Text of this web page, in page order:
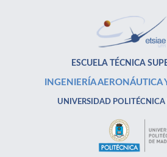
ESCUELA TÉCNICA
INGENIERÍA AERONÁUTICA
UNIVERSIDAD